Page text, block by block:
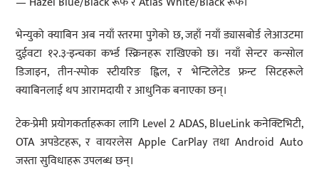
भेन्युको क्याबिन अब नयाँ स्तरमा पुगेको छ, जहाँ नयाँ ड्यासबोर्ड लेआउटमा
दुईवटा १२.३-इन्चका कर्भ्ड स्क्रिनहरू राखिएको छ। नयाँ सेन्टर कन्सोल
डिजाइन, तीन-स्पोक स्टीयरिङ ह्विल, र भेन्टिलेटेड फ्रन्ट सिटहरूले
क्याबिनलाई थप आरामदायी र आधुनिक बनाएका छन्।
टेक-प्रेमी प्रयोगकर्ताहरूका लागि Level 2 ADAS, BlueLink कनेक्टिभिटी,
OTA अपडेटहरू, र वायरलेस Apple CarPlay तथा Android Auto
जस्ता सुविधाहरू उपलब्ध छन्।